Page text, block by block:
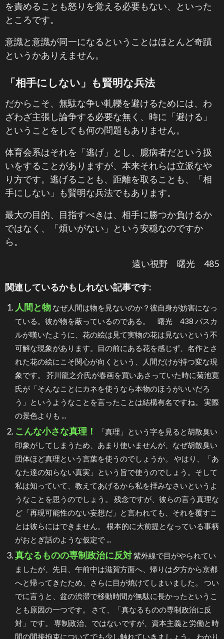
を責めることも怒りを覚える必要もない、といった
ところです。
意識と意識が同一になるということはほとんど奇蹟
というかありえません。
「相手にしない」も賢明な兵法
だからこそ、無駄な争い軋轢を避けるためには、わ
ざわざ主張し論争する必要な無く、時に「避ける」
ということをしても何の問題もありません。
体育会系はそれを「逃げ」とし、臆病者だという扱
いをすることがありますが、本来それらは立派なや
り方です。逃げることも、距離を取ることも、「相
手にしない」も賢明な兵法でもあります。
最大の目的、目指すべきは、相手に勝つか負けるか
ではなく、「煩いがない」という安穏なのですか
ら。
遠い視野 曙光 485
関連しているかもしれない記事です:
人間と物 なぜ人間は物を見ないのか？彼自身が妨害になっ
ている。彼が物を蔽っているのである。 曙光 438 パスカ
ルが嘆いたように、花の絵は見て実物の花は見ないという不
可解な現象があります。目の前にある花を感じず、名作とさ
れた花の絵にこそ関心が向くという、人間だけが持つ変な現
象です。 芥川龍之介氏が春画を買いあさっていた時に菊池寛
氏が「そんなことにカネを使うなら本物のほうがいいだろ
う」というようなことを言ったことは結構有名ですね。 実際
の景色よりも ...
こんな小さな真理！
「真理」という字を見ると胡散臭い
印象がしてしまうため、あまり使いませんが、なぜ胡散臭い
団体ほど真理という言葉を使うのでしょうか。 やはり、「あ
なた達の知らない真実」という旨で使うのでしょう。そして
私は知っていて、教えてあげるから私を拝みなさいというよ
うなことを思うのでしょう。 残念ですが、彼らの言う真理な
ど「再現可能性のない妄想だ」と言われても、それを覆すこ
とは彼らにはできません。 根本的に大前提となっている事柄
がおとぎ話のような仮定で ...
真なるものの専制政治に反対紫外線で目がやられてい
ましたが、先日、午前中は滋賀方面へ、帰りは夕方から京都
へと帰ってきたため、さらに目が焼けてしまいました。 つい
でに言うと、盆の渋滞で移動時間が無駄に長かったというこ
とも原因の一つです。 さて、「真なるものの専制政治に反
対」です。 専制政治、ではないですが、資本主義と労働と時
間の間接拘束についてでも少し触れていきましょう。 わかり